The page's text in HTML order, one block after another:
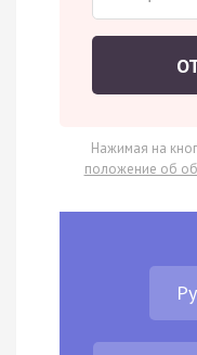
Нажимая на
положение об